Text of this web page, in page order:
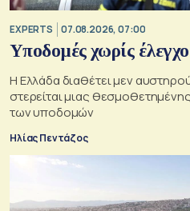
EXPERTS 07.08.2026, 07:00
Υποδομές χωρίς έλεγχο
Η Ελλάδα διαθέτει μεν
στερείται μιας
των υποδομών
Ηλίας Πεντάζος